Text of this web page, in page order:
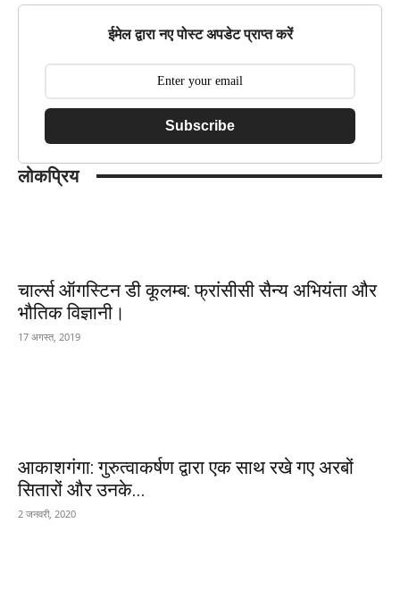
ईमेल द्वारा नए पोस्ट अपडेट प्राप्त करें
Subscribe
लोकप्रिय
चार्ल्स ऑगस्टिन डी कूलम्ब: फ्रांसीसी सैन्य अभियंता और
भौतिक विज्ञानी।
17 अगस्त, 2019
आकाशगंगा: गुरुत्वाकर्षण द्वारा एक साथ रखे गए अरबों
सितारों और उनके...
2 जनवरी, 2020